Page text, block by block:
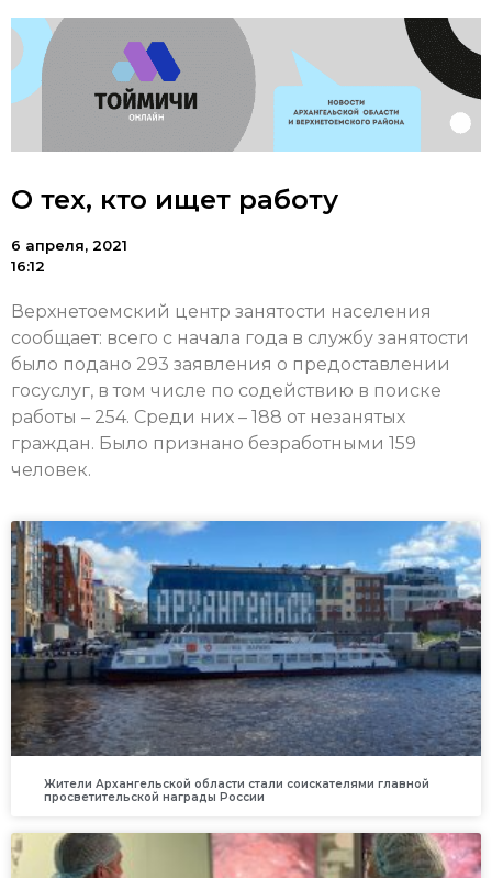
О тех, кто ищет работу
6 апреля, 2021
16:12
Верхнетоемский центр занятости населения
сообщает: всего с начала года в службу занятости
было подано 293 заявления о предоставлении
госуслуг, в том числе по содействию в поиске
работы – 254. Среди них – 188 от незанятых
граждан. Было признано безработными 159
человек.
Жители Архангельской области стали соискателями главной
просветительской награды России